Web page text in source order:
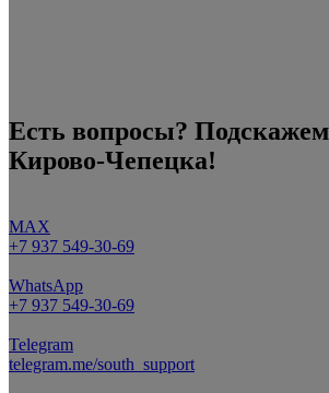
Есть вопросы?
Кирово-Чепецка!
MAX
+7 937 549-30-69
WhatsApp
+7 937 549-30-69
Telegram
telegram.me/south_support